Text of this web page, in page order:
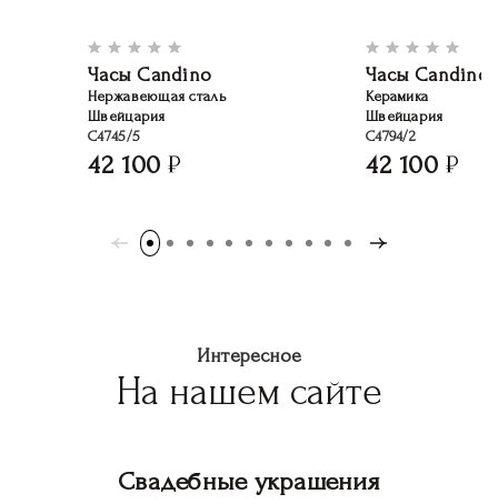
Часы Candino
Нержавеющая сталь
Швейцария
C4745/5
42 100
Часы Candino
Керамика
Швейцария
C4794/2
42 100
Интересное
На нашем сайте
Свадебные украшения